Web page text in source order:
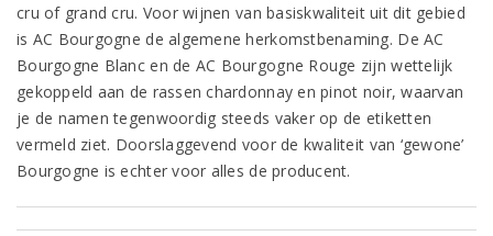
cru of grand cru. Voor wijnen van basiskwaliteit uit dit gebied
is AC Bourgogne de algemene herkomstbenaming. De AC
Bourgogne Blanc en de AC Bourgogne Rouge zijn wettelijk
gekoppeld aan de rassen chardonnay en pinot noir, waarvan
je de namen tegenwoordig steeds vaker op de etiketten
vermeld ziet. Doorslaggevend voor de kwaliteit van ‘gewone’
Bourgogne is echter voor alles de producent.